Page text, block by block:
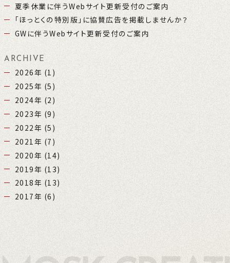
夏季休業に伴うWebサイト更新受付のご案内
「ほっとくの特別版」に協賛広告を掲載しませんか？
GWに伴うWebサイト更新受付のご案内
ARCHIVE
2026年 (1)
2025年 (5)
2024年 (2)
2023年 (9)
2022年 (5)
2021年 (7)
2020年 (14)
2019年 (13)
2018年 (13)
2017年 (6)